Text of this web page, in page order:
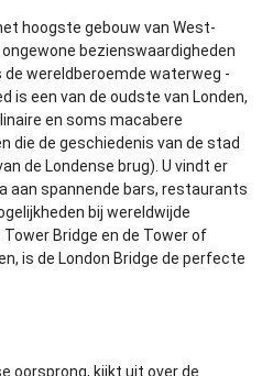
hoogste gebouw van West-
bezienswaardigheden
wereldberoemde waterweg -
is een van de oudste van Londen,
en soms macabere
die de geschiedenis van de stad
de Londense brug). U vindt er
aan spannende bars, restaurants
bij wereldwijde
Bridge en de Tower of
is de London Bridge de perfecte
oorsprong, kijkt uit over de